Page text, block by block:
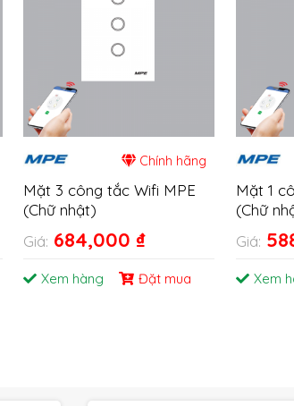
Chính hãng
Mặt 3 công tắc Wifi MPE
(Chữ nhật)
Giá: 684,000 ₫
Xem hàng Đặt mua
Mặt 1
(Chữ
Giá:
Xem